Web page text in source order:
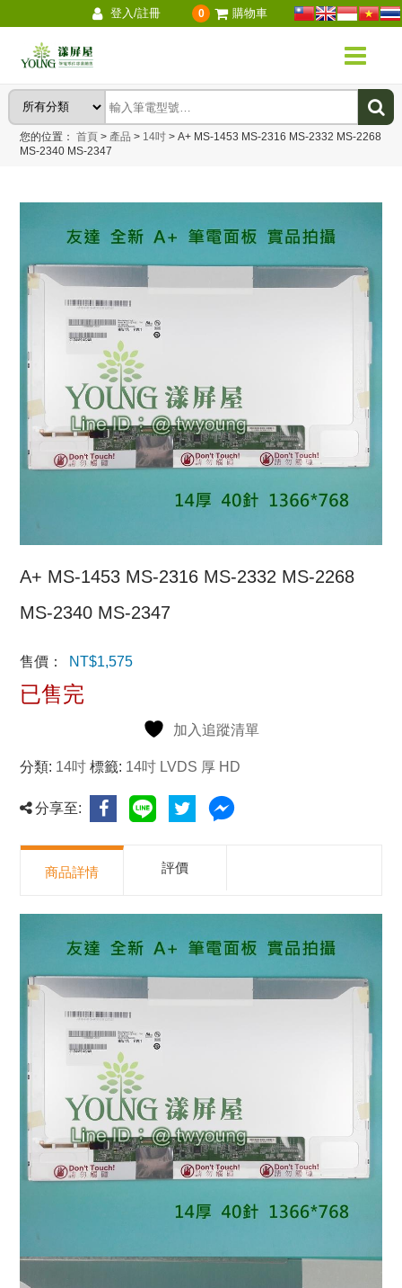
登入/註冊 0 購物車
您的位置：首頁 > 產品 > 14吋 > A+ MS-1453 MS-2316 MS-2332 MS-2268
MS-2340 MS-2347
A+ MS-1453 MS-2316 MS-2332 MS-2268
MS-2340 MS-2347
售價： NT$1,575
已售完
加入追蹤清單
分類: 14吋 標籤: 14吋 LVDS 厚 HD
分享至:
商品詳情 評價